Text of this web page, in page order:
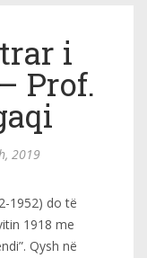
i
Prof.
2019
1952) do të
1918 me
Qysh në